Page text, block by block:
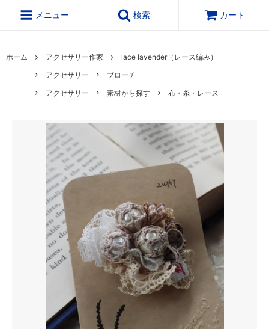
メニュー 検索 カート
ホーム アクセサリー作家
lace lavender（レース編み）
アクセサリー
ブローチ
アクセサリー
素材から探す 布・糸・レース